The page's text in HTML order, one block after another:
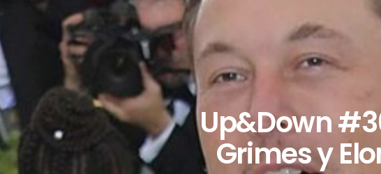
Up&Down
Grimes y